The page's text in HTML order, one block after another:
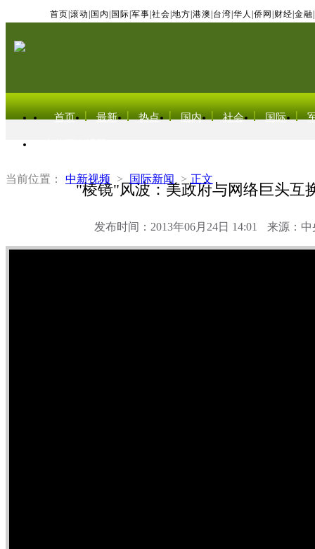
首页 滚动 国内 国际 军事 社会 地方 港澳 台湾 华人 侨网 财经 金融
首页 最新 热点 国内 社会 国际
当前位置： 中新视频 > 国际新闻 > 正文
"棱镜"风波：美政府与网络巨头互
发布时间：2013年06月24日 14:01 来源：中